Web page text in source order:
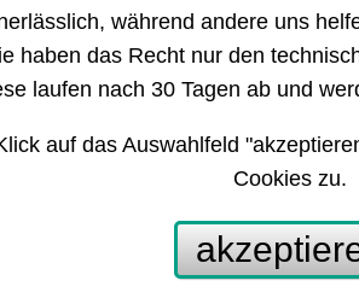
während andere uns
haben das Recht nur den
laufen nach 30 Tagen ab und
auf das Auswahlfeld
Cookies zu.